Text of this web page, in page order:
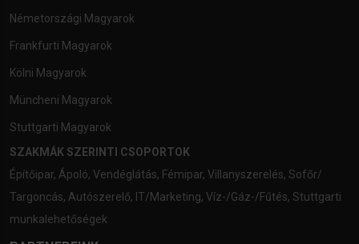
Németországi Magyarok
Frankfurti Magyarok
Kölni Magyarok
Müncheni Magyarok
Stuttgarti Magyarok
SZAKMÁK SZERINTI CSOPORTOK
Építőipar, Ápoló, Vendéglátás, Fémipar, Villanyszerelés, Sofőr/
Targoncás, Autószerelő, IT/Marketing, Víz-/Gáz-/Fűtés, Stuttgarti
munkalehetőségek